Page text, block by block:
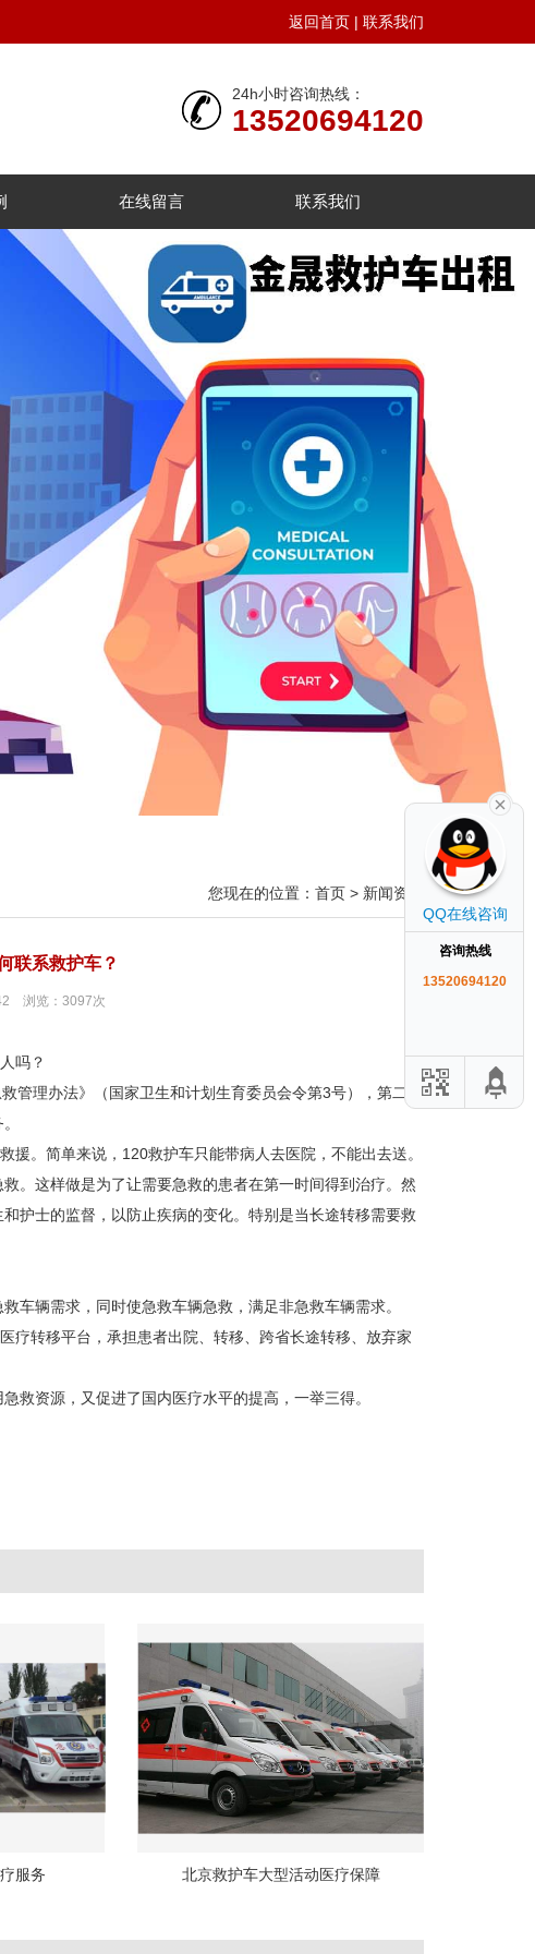
返回首页 | 联系我们
24h小时咨询热线：
13520694120
在线留言 联系我们
您现在的位置： 首页 > 新闻资讯
联系救护车？
浏览：3097次
吗？
管理办法》（国家卫生和计划生育委员会令第3号），第二十
。简单来说，120救护车只能带病人去医院，不能出去送。
。这样做是为了让需要急救的患者在第一时间得到治疗。然
护士的监督，以防止疾病的变化。特别是当长途转移需要救
车辆需求，同时使急救车辆急救，满足非急救车辆需求。
疗转移平台，承担患者出院、转移、跨省长途转移、放弃家
救资源，又促进了国内医疗水平的提高，一举三得。
服务 北京救护车大型活动医疗保障
QQ在线咨询
咨询热线
13520694120